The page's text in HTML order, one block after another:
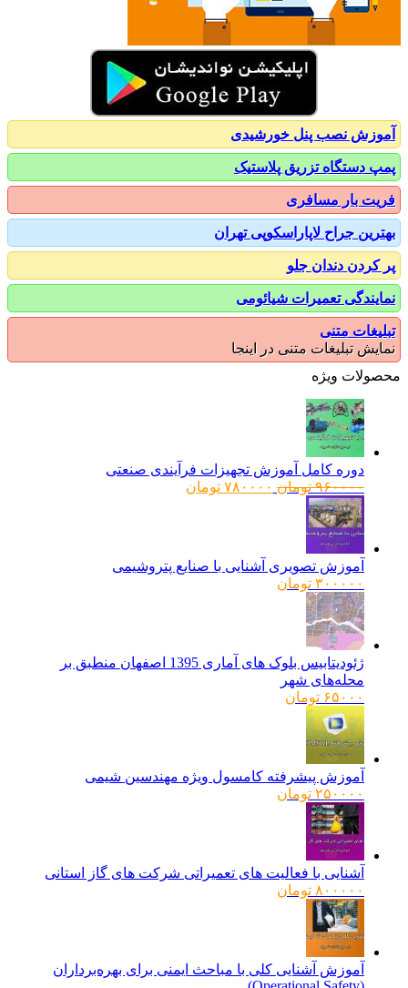
نصب پنل خورشیدی
دستگاه تزریق پلاستیک
بار مسافری
جراح لاپاراسکوپی تهران
دندان جلو
تعمیرات شیائومی
متنی
تبلیغات متنی در اینجا
ویژه
دوره کامل آموزش تجهیزات فرآیندی صنعتی
۹۶۰۰۰۰ تومانقیمت
۷۸۰۰۰۰ تومانقیمت
آموزش تصویری آشنایی با صنایع پتروشیمی
۳۰۰۰۰۰ تومان
ژئودیتابیس بلوک های آماری 1395 اصفهان منطبق بر
محله‌های شهر
۶۵۰۰۰ تومان
آموزش پیشرفته کامسول ویژه مهندسین شیمی
۲۵۰۰۰۰ تومان
آشنایی با فعالیت های تعمیراتی شرکت های گاز استانی
۸۰۰۰۰۰ تومان
آموزش آشنایی کلی با مباحث ایمنی برای بهره‌برداران